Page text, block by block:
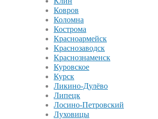
Ковров
Коломна
Кострома
Красноармейск
Краснозаводск
Краснознаменск
Куровское
Курск
Ликино-Дулёво
Липецк
Лосино-Петровский
Луховицы